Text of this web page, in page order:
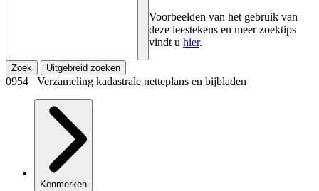
Voorbeelden van het gebruik van
deze leestekens en meer zoektips
vindt u hier.
Zoek Uitgebreid zoeken
0954 Verzameling kadastrale netteplans en bijbladen
Kenmerken